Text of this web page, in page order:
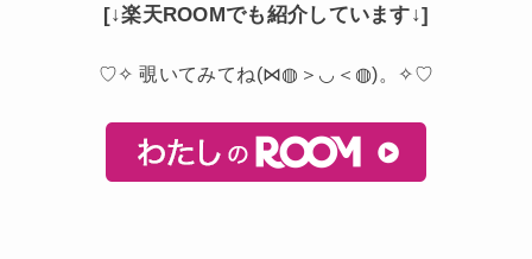
[↓楽天ROOMでも紹介しています↓]
♡✧ 覗いてみてね(⋈◍＞◡＜◍)。✧♡